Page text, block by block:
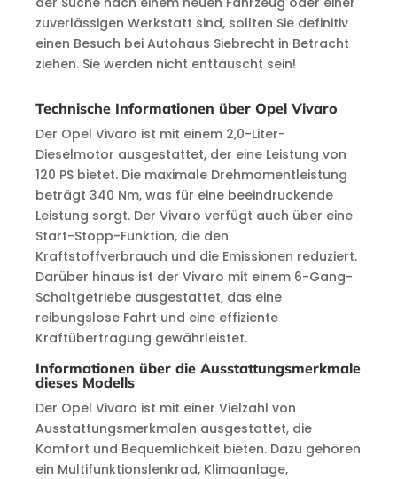
zuverlässigen Werkstatt sind, sollten Sie definitiv
einen Besuch bei Autohaus Siebrecht in Betracht
ziehen. Sie werden nicht enttäuscht sein!
Technische Informationen über Opel Vivaro
Der Opel Vivaro ist mit einem 2,0-Liter-
Dieselmotor ausgestattet, der eine Leistung von
120 PS bietet. Die maximale Drehmomentleistung
beträgt 340 Nm, was für eine beeindruckende
Leistung sorgt. Der Vivaro verfügt auch über eine
Start-Stopp-Funktion, die den
Kraftstoffverbrauch und die Emissionen reduziert.
Darüber hinaus ist der Vivaro mit einem 6-Gang-
Schaltgetriebe ausgestattet, das eine
reibungslose Fahrt und eine effiziente
Kraftübertragung gewährleistet.
Informationen über die Ausstattungsmerkmale
dieses Modells
Der Opel Vivaro ist mit einer Vielzahl von
Ausstattungsmerkmalen ausgestattet, die
Komfort und Bequemlichkeit bieten. Dazu gehören
ein Multifunktionslenkrad, Klimaanlage,